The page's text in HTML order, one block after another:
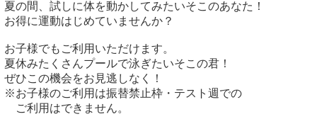
夏の間、試しに体を動かしてみたいそこのあなた！
お得に運動はじめていませんか？
お子様でもご利用いただけます。
夏休みたくさんプールで泳ぎたいそこの君！
ぜひこの機会をお見逃しなく！
※お子様のご利用は振替禁止枠・テスト週での
ご利用はできません。